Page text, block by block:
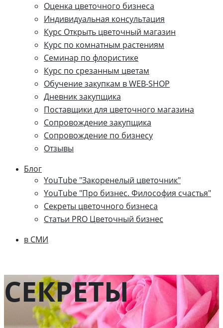
Оценка цветочного бизнеса
Индивидуальная консультация
Курс Открыть цветочный магазин
Курс по комнатным растениям
Семинар по флористике
Курс по срезанным цветам
Обучение закупкам в WEB-SHOP
Дневник закупщика
Поставщики для цветочного магазина
Сопровождение закупщика
Cопровождение по бизнесу
Отзывы
Блог
YouTube "Закоренелый цветочник"
YouTube "Про бизнес. Философия счастья"
Секреты цветочного бизнеса
Статьи PRO Цветочный бизнес
в СМИ
СЕКРЕТЫ